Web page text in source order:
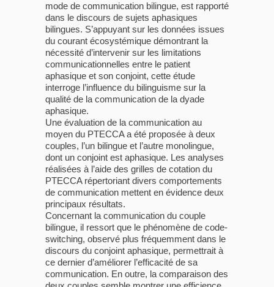
mode de communication bilingue, est rapporté
dans le discours de sujets aphasiques
bilingues. S’appuyant sur les données issues
du courant écosystémique démontrant la
nécessité d’intervenir sur les limitations
communicationnelles entre le patient
aphasique et son conjoint, cette étude
interroge l’influence du bilinguisme sur la
qualité de la communication de la dyade
aphasique.
Une évaluation de la communication au
moyen du PTECCA a été proposée à deux
couples, l’un bilingue et l’autre monolingue,
dont un conjoint est aphasique. Les analyses
réalisées à l’aide des grilles de cotation du
PTECCA répertoriant divers comportements
de communication mettent en évidence deux
principaux résultats.
Concernant la communication du couple
bilingue, il ressort que le phénomène de code-
switching, observé plus fréquemment dans le
discours du conjoint aphasique, permettrait à
ce dernier d’améliorer l’efficacité de sa
communication. En outre, la comparaison des